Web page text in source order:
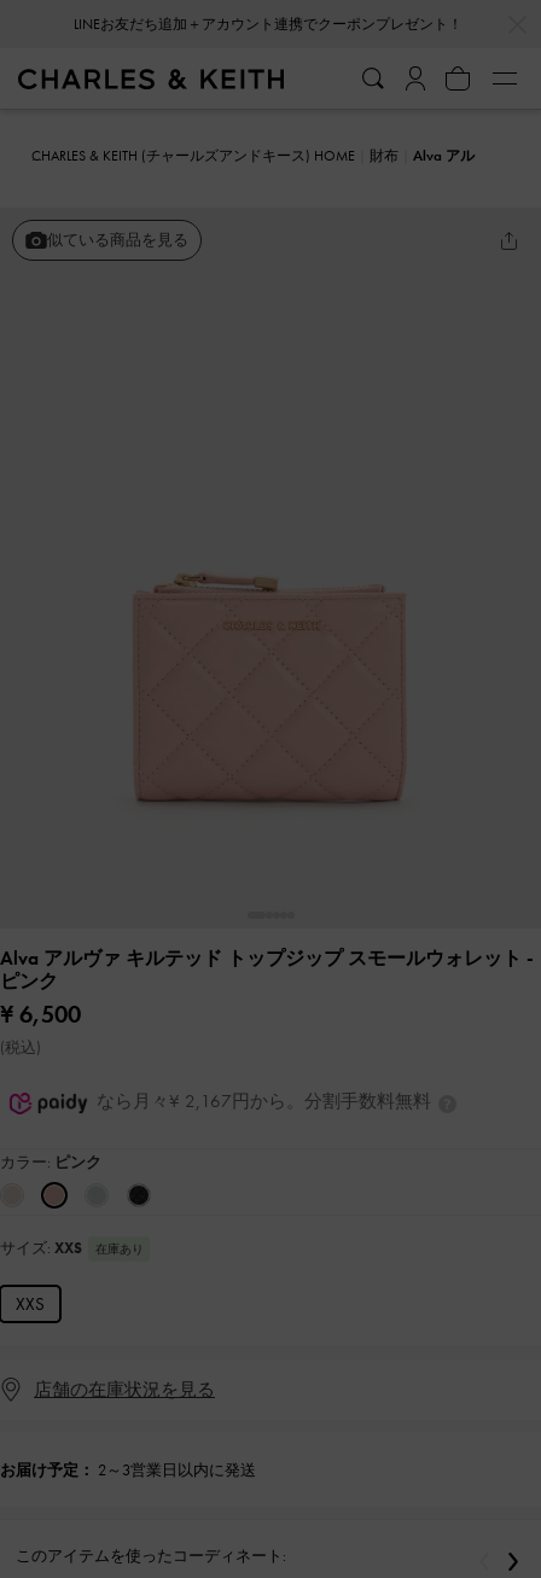
CHARLES & KEITH (チャールズアンドキース) HOME 財布
Alva アル
似ている商品を見る
Alva アルヴァ キルテッド トップジップ スモールウォレット -
ピンク
¥ 6,500
(税込)
なら月々¥ 2,167円から。分割手数料無料
カラー: ピンク
サイズ: XXS 在庫あり
XXS
店舗の在庫状況を見る
お届け予定： 2～3営業日以内に発送
このアイテムを使ったコーディネート: 戻る